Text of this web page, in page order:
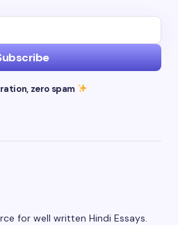
zero spam
for well written Hindi Essays.